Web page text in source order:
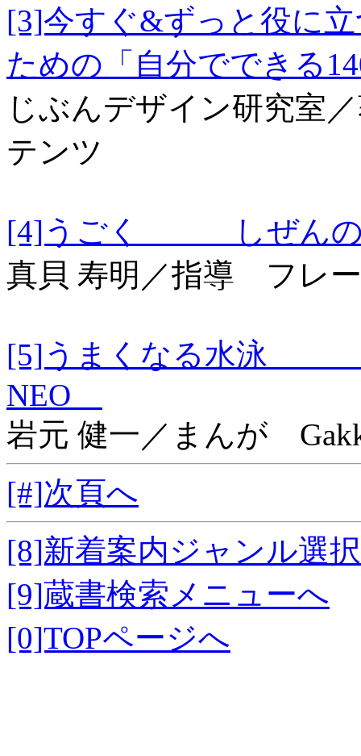
[3]今すぐ&ずっと役に
ための「自分ででき
じぶんデザイン研究室
テンツ
[4]うごく しぜんの
真貝 寿明／指導 フレ
[5]うまくなる水泳
NEO
岩元 健一／まんが
[#]次頁へ
[8]新着案内ジャンル選
[9]蔵書検索メニューへ
[0]TOPページへ